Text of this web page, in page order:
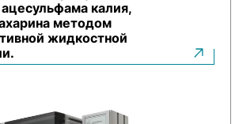
Сервис и ремонт
калия,
методом
жидкостной